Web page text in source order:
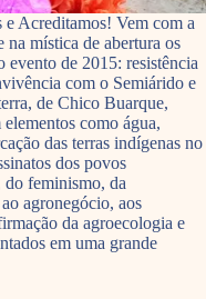
Acreditamos! Vem com a
na mística de abertura os
evento de 2015: resistência
com o Semiárido e
de Chico Buarque,
como água,
das terras indígenas no
dos povos
do feminismo, da
agronegócio, aos
da agroecologia e
em uma grande